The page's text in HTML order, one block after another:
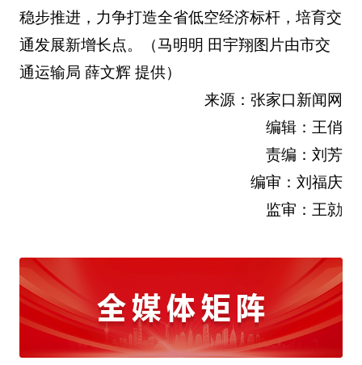
稳步推进，力争打造全省低空经济标杆，培育交
通发展新增长点。（马明明 田宇翔图片由市交
通运输局 薛文辉 提供）
来源：张家口新闻网
编辑：王俏
责编：刘芳
编审：刘福庆
监审：王勍